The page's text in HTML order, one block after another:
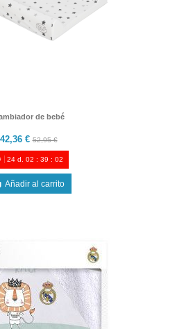
de bebé
42,36 €52,95 €
24 d. 02 :39 :00
Añadir al carrito